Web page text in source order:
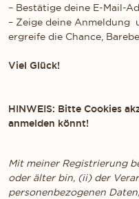
– Bestätige deine E-Mail-
– Zeige deine Anmeldung
ergreife die Chance,
Viel Glück!
HINWEIS: Bitte Cookies
anmelden könnt!
Mit meiner Registrierung
oder älter bin, (ii) der
personenbezogenen